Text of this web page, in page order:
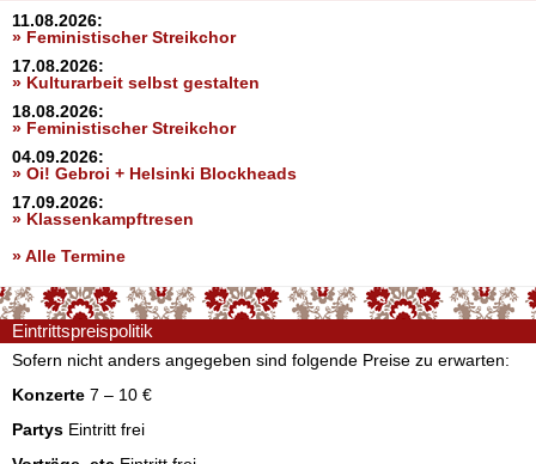
11.08.2026:
» Feministischer Streikchor
17.08.2026:
» Kulturarbeit selbst gestalten
18.08.2026:
» Feministischer Streikchor
04.09.2026:
» Oi! Gebroi + Helsinki Blockheads
17.09.2026:
» Klassenkampftresen
» Alle Termine
Eintrittspreispolitik
Sofern nicht anders angegeben sind folgende Preise zu erwarten:
Konzerte 7 – 10 €
Partys Eintritt frei